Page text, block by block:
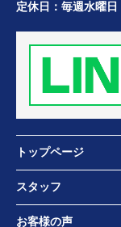
定休日： 毎週水曜日
トップページ
スタッフ
お客様の声